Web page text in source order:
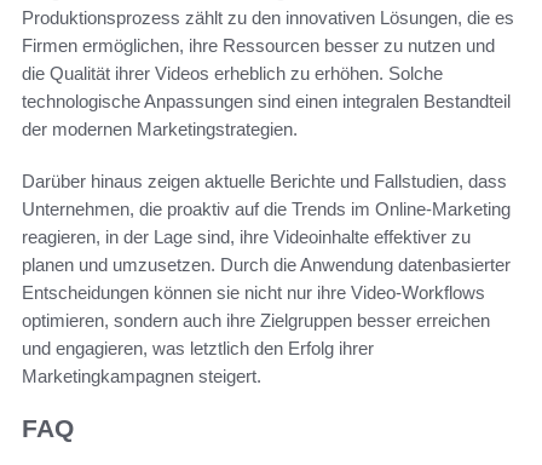
Produktionsprozess zählt zu den innovativen Lösungen, die es
Firmen ermöglichen, ihre Ressourcen besser zu nutzen und
die Qualität ihrer Videos erheblich zu erhöhen. Solche
technologische Anpassungen sind einen integralen Bestandteil
der modernen Marketingstrategien.
Darüber hinaus zeigen aktuelle Berichte und Fallstudien, dass
Unternehmen, die proaktiv auf die Trends im Online-Marketing
reagieren, in der Lage sind, ihre Videoinhalte effektiver zu
planen und umzusetzen. Durch die Anwendung datenbasierter
Entscheidungen können sie nicht nur ihre Video-Workflows
optimieren, sondern auch ihre Zielgruppen besser erreichen
und engagieren, was letztlich den Erfolg ihrer
Marketingkampagnen steigert.
FAQ